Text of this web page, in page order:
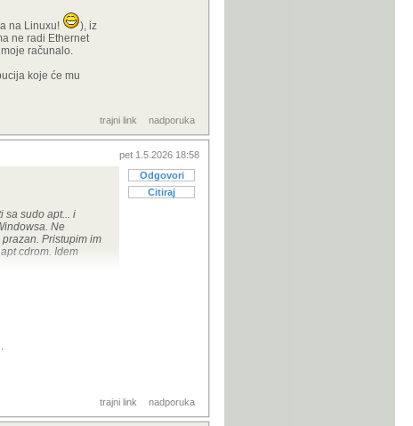
na Linuxu!
), iz
ne radi Ethernet
računalo.
koje će mu
trajni link nadporuka
pet 1.5.2026 18:58
Odgovori
Citiraj
sa sudo apt... i
Ne
Pristupim im
cdrom. Idem
staža na Linuxu!
kernelima ne
distribucija koje će
trajni link nadporuka